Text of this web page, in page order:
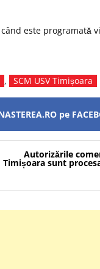
este programată
, SCM USV Timișoara
pe
Autorizările
Timișoara sunt